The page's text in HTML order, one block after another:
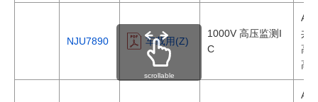
NJU7890 车载用(Z)
1000V 高压监测I
C
共
高
高
scrollable